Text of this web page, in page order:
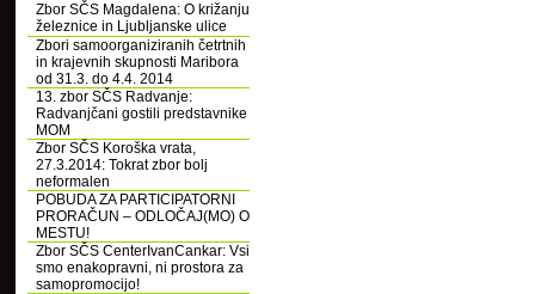
Zbor SČS Magdalena: O križanju
železnice in Ljubljanske ulice
Zbori samoorganiziranih četrtnih
in krajevnih skupnosti Maribora
od 31.3. do 4.4. 2014
13. zbor SČS Radvanje:
Radvanjčani gostili predstavnike
MOM
Zbor SČS Koroška vrata,
27.3.2014: Tokrat zbor bolj
neformalen
POBUDA ZA PARTICIPATORNI
PRORAČUN – ODLOČAJ(MO) O
MESTU!
Zbor SČS CenterIvanCankar: Vsi
smo enakopravni, ni prostora za
samopromocijo!